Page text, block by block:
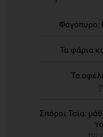
Φαγόπυρο:
Τα ψάρια
Τα
Σπόροι Τσία: